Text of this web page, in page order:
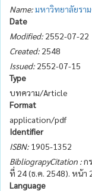
Name:มหาวิทยาลัยรา
Date
Modified: 2552-07-22
Created: 2548
Issued: 2552-07-15
Type
บทความ/Article
Format
application/pdf
Identifier
ISBN: 1905-1352
BibliograpyCitation :ก
ที่ 24 (ธ.ค. 2548). หน้า
Language